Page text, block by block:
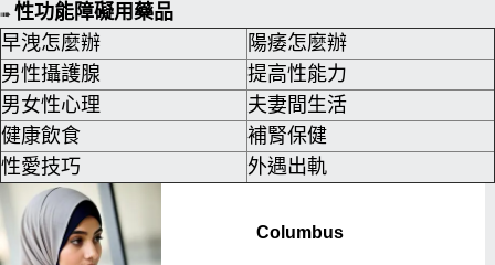
➠ 性功能障礙用藥品
早洩怎麼辦
陽痿怎麼辦
男性攝護腺
提高性能力
男女性心理
夫妻間生活
健康飲食
補腎保健
性愛技巧
外遇出軌